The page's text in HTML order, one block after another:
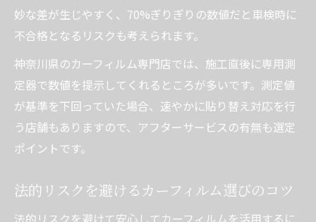
妙な差が生じやすく、70%ぎりぎりの数値だと車検時に
不合格となるリスクも考えられます。
神奈川県のカーフィルム専門店では、施工直後に専用測
定器で数値を提示してくれるところが多いです。測定値
が基準を下回っていた場合、速やかに貼り替え対応を行
う店舗もありますので、アフターサービスの有無も選定
ポイントです。
法的リスクを避けるカーフィルム選びのコツ
法的リスクを避けて安心してカーフィルムを活用するに